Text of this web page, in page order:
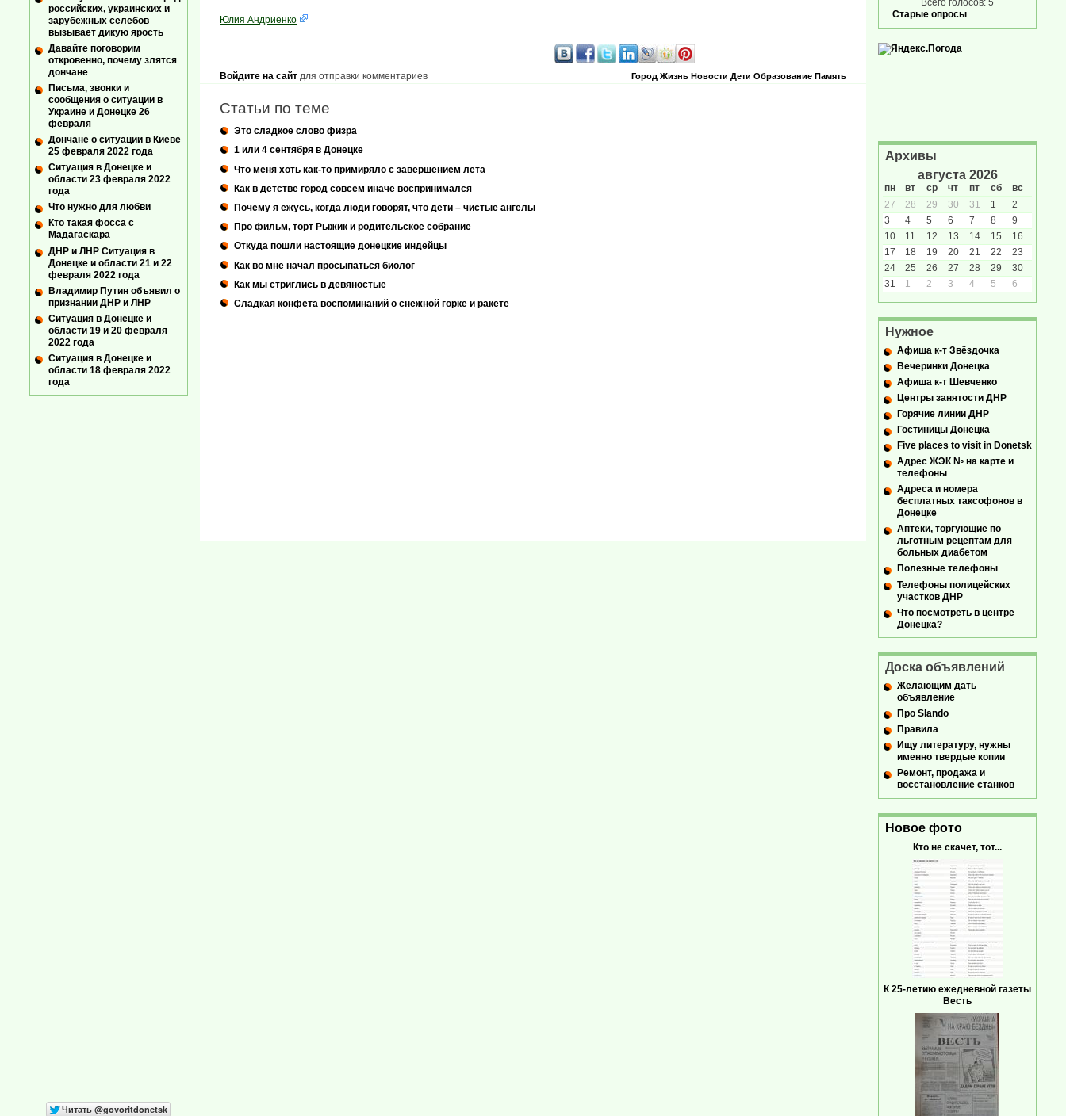
Юлия Андриенко
Город Жизнь Новости Дети Образование Память
Войдите на сайт для отправки комментариев
Статьи по теме
Это сладкое слово физра
1 или 4 сентября в Донецке
Что меня хоть как-то примиряло с завершением лета
Как в детстве город совсем иначе воспринимался
Почему я ёжусь, когда люди говорят, что дети – чистые ангелы
Про фильм, торт Рыжик и родительское собрание
Откуда пошли настоящие донецкие индейцы
Как во мне начал просыпаться биолог
Как мы стриглись в девяностые
Сладкая конфета воспоминаний о снежной горке и ракете
российских, украинских и
зарубежных селебов
вызывает дикую ярость
Давайте поговорим
откровенно, почему злятся
дончане
Письма, звонки и
сообщения о ситуации в
Украине и Донецке 26
февраля
Дончане о ситуации в Киеве
25 февраля 2022 года
Ситуация в Донецке и
области 23 февраля 2022
года
Что нужно для любви
Кто такая фосса с
Мадагаскара
ДНР и ЛНР Ситуация в
Донецке и области 21 и 22
февраля 2022 года
Владимир Путин объявил о
признании ДНР и ЛНР
Ситуация в Донецке и
области 19 и 20 февраля
2022 года
Ситуация в Донецке и
области 18 февраля 2022
года
Всего голосов: 5
Старые опросы
Архивы
августа 2026
пн вт ср чт пт сб
вс
27
28 29 30 31 1
2
3
4 5 6 7 8
9
10
11 12 13 14 15
16
17
18 19 20 21 22
23
24
25 26 27 28 29
30
31
1 2 3 4 5 6
Нужное
Афиша к-т Звёздочка
Вечеринки Донецка
Афиша к-т Шевченко
Центры занятости ДНР
Горячие линии ДНР
Гостиницы Донецка
Five places to visit in Donetsk
Адрес ЖЭК № на карте и
телефоны
Адреса и номера
бесплатных таксофонов в
Донецке
Аптеки, торгующие по
льготным рецептам для
больных диабетом
Полезные телефоны
Телефоны полицейских
участков ДНР
Что посмотреть в центре
Донецка?
Доска объявлений
Желающим дать
объявление
Про Slando
Правила
Ищу литературу, нужны
именно твердые копии
Ремонт, продажа и
восстановление станков
Новое фото
Кто не скачет, тот...
К 25-летию ежедневной газеты
Весть